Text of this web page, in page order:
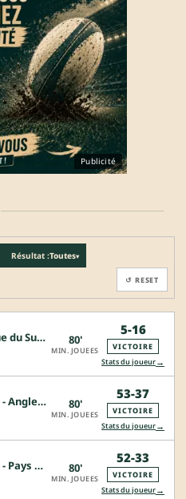
Publicité
Résultat :Toutes▾
↺ RESET
France U20 - Afrique du Sud U20 80'
MIN. JOUEES
5-16
VICTOIRE
Stats du joueur→
Afrique du Sud U20 - Angleterre U20 80'
MIN. JOUEES
53-37
VICTOIRE
Stats du joueur→
Afrique du Sud U20 - Pays de Galles U20 80'
MIN. JOUEES
52-33
VICTOIRE
Stats du joueur→